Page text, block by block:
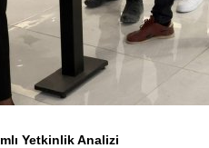
Yetkinlik Analizi